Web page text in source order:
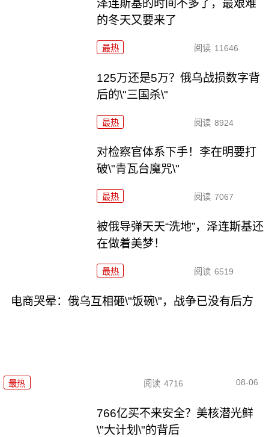
泽连斯基的时间不多了，最艰难
的冬天又要来了
最热 阅读 11646
125万还是5万？俄乌战损数字背
后的\"三国杀\"
最热 阅读 8924
对检察官体系下手！李在明要打
破\"青瓦台魔咒\"
最热 阅读 7067
被俄导弹天天“洗地”，泽连斯基还
在做着美梦！
最热 阅读 6519
电商哭晕：俄乌互相砸\"饭碗\"，战争已没有后方
最热 阅读 4716 08-06
766亿买不来安全？美核潜光鲜
\"大计划\"的背后